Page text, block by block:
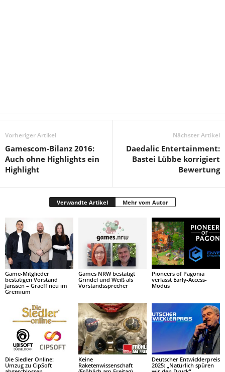
Vorheriger Artikel
Gamescom-Bilanz 2016:
Auch ohne Highlights ein
Highlight
Nächster Artikel
Daedalic Entertainment:
Bastei Lübbe korrigiert
Bewertung
Verwandte Artikel Mehr vom Autor
Game-Mitglieder
bestätigen Vorstand
Janssen – Graeff neu im
Gremium
Games NRW bestätigt
Grindel und Weiß als
Vorstandssprecher
Pioneers of Pagonia
verlässt Early-Access-
Modus
Die Siedler Online:
Umzug zu CipSoft
Keine
Raketenwissenschaft
Deutscher Entwicklerpreis
2025: „Natürlich spüren